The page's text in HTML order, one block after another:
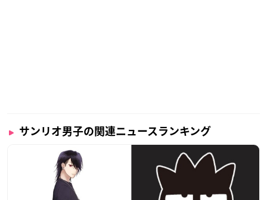
サンリオ男子の関連ニュースランキング